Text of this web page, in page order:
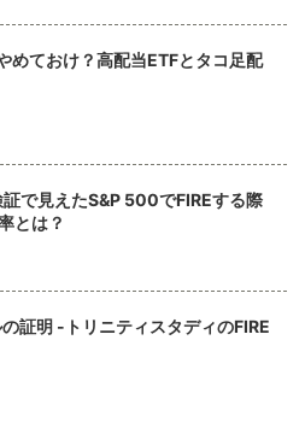
めておけ？高配当ETFとタコ足配
で見えたS&P 500でFIREする際
とは？
証明 -トリニティスタディのFIRE